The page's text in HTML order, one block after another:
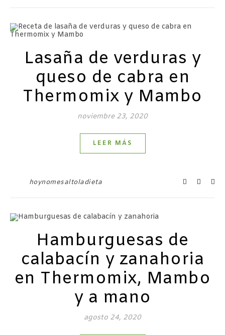
Lasaña de verduras y
queso de cabra en
Thermomix y Mambo
noviembre 23, 2020
LEER MÁS
hoynomesaltoladieta
Hamburguesas de
calabacín y zanahoria
en Thermomix, Mambo
y a mano
agosto 24, 2020